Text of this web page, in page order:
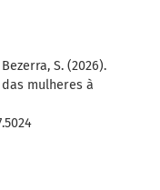
S. (2026).
mulheres à